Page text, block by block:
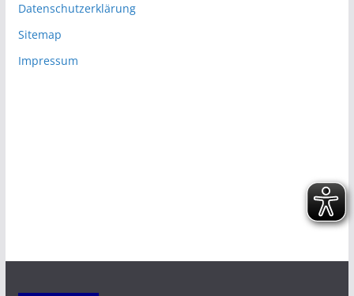
Datenschutzerklärung
Sitemap
Impressum